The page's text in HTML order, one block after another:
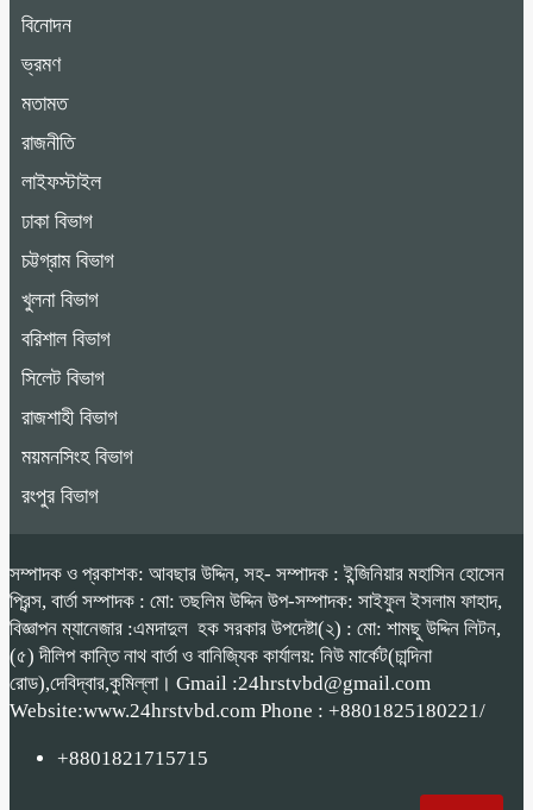
বিনোদন
ভ্রমণ
মতামত
রাজনীতি
লাইফস্টাইল
ঢাকা বিভাগ
চট্টগ্রাম বিভাগ
খুলনা বিভাগ
বরিশাল বিভাগ
সিলেট বিভাগ
রাজশাহী বিভাগ
ময়মনসিংহ বিভাগ
রংপুর বিভাগ
সম্পাদক ও প্রকাশক: আবছার উদ্দিন, সহ- সম্পাদক : ইন্জিনিয়ার মহাসিন হোসেন
প্রিন্স, বার্তা সম্পাদক : মো: তছলিম উদ্দিন উপ-সম্পাদক: সাইফুল ইসলাম ফাহাদ,
বিজ্ঞাপন ম্যানেজার :এমদাদুল হক সরকার উপদেষ্টা(২) : মো: শামছু উদ্দিন লিটন,
(৫) দীলিপ কান্তি নাথ বার্তা ও বানিজ্যিক কার্যালয়: নিউ মার্কেট(চান্দিনা
রোড),দেবিদ্বার,কুমিল্লা। Gmail :24hrstvbd@gmail.com
Website:www.24hrstvbd.com Phone : +8801825180221/
+8801821715715